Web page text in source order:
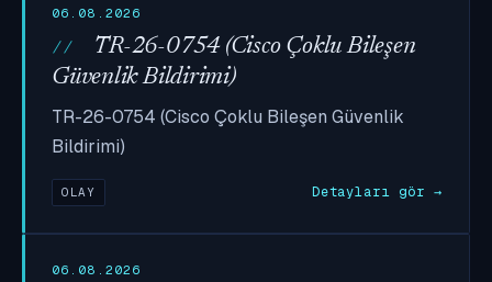
06.08.2026
TR-26-0754 (Cisco Çoklu Bileşen
Güvenlik Bildirimi)
TR-26-0754 (Cisco Çoklu Bileşen Güvenlik
Bildirimi)
OLAY Detayları gör →
06.08.2026